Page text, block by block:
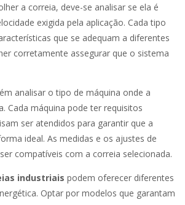
a correia, deve-se analisar se ela é
exigida pela aplicação. Cada tipo
que se adequam a diferentes
corretamente assegurar que o sistema
analisar o tipo de máquina onde a
Cada máquina pode ter requisitos
ser atendidos para garantir que a
ideal. As medidas e os ajustes de
compatíveis com a correia selecionada.
industriais podem oferecer diferentes
Optar por modelos que garantam